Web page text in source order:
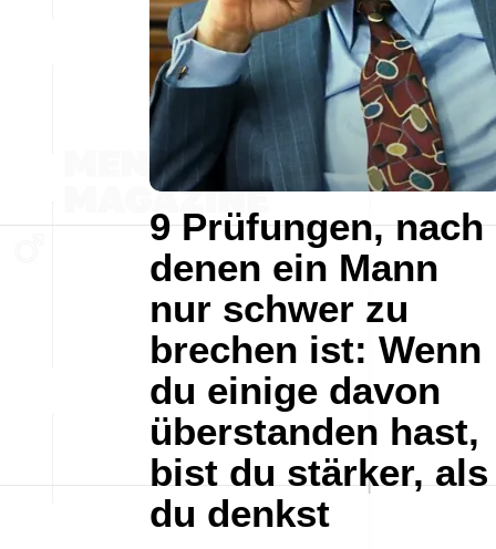
9 Prüfungen, nach
denen ein Mann
nur schwer zu
brechen ist: Wenn
du einige davon
überstanden hast,
bist du stärker, als
du denkst